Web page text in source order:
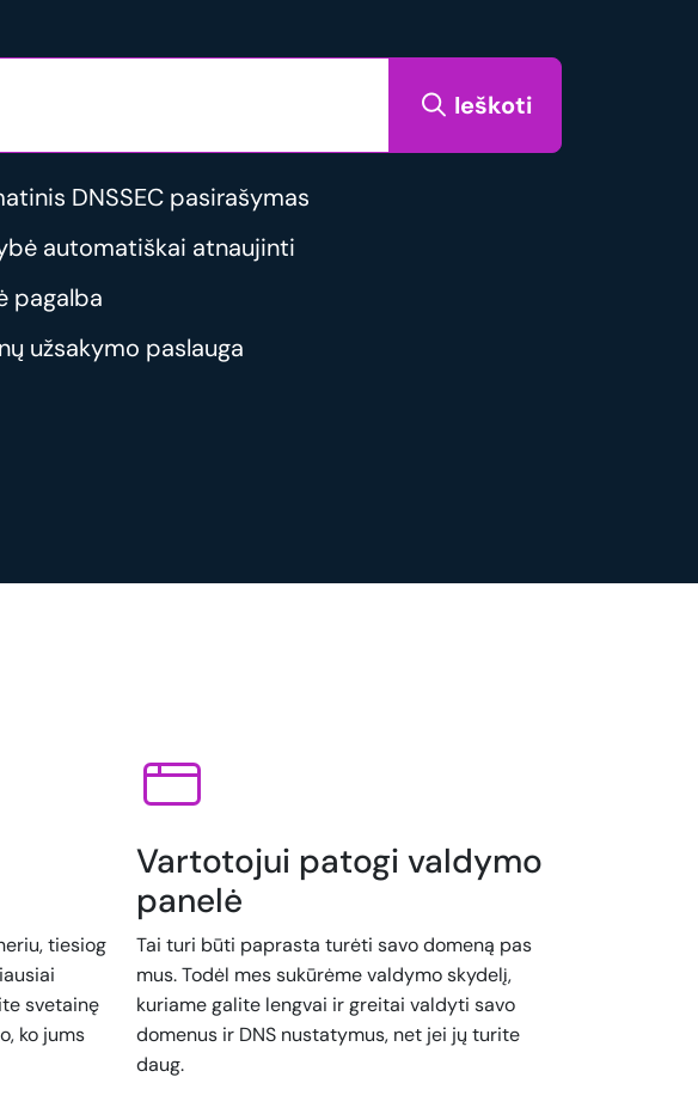
Ieškoti
DNSSEC pasirašymas
automatiškai atnaujinti
pagalba
užsakymo paslauga
tiesiog
svetainę
ko jums
Vartotojui patogi valdymo
panelė
Tai turi būti paprasta turėti savo domeną pas
mus. Todėl mes sukūrėme valdymo skydelį,
kuriame galite lengvai ir greitai valdyti savo
domenus ir DNS nustatymus, net jei jų turite
daug.